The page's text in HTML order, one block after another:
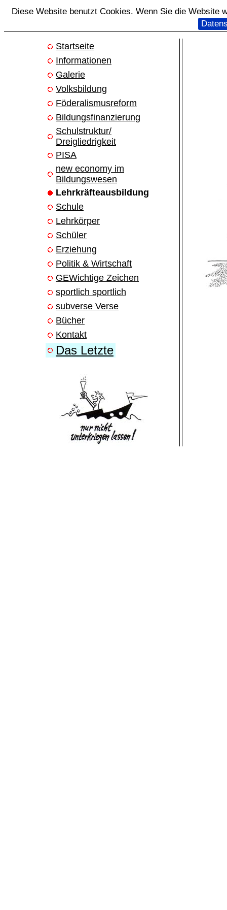
Diese Website benutzt Cookies. Wenn Sie die Website
Startseite
Informationen
Galerie
Volksbildung
Föderalismusreform
Bildungsfinanzierung
Schulstruktur/
Dreigliedrigkeit
PISA
new economy im
Bildungswesen
Lehrkräfteausbildung
Schule
Lehrkörper
Schüler
Erziehung
Politik & Wirtschaft
GEWichtige Zeichen
sportlich sportlich
subverse Verse
Bücher
Kontakt
Das Letzte